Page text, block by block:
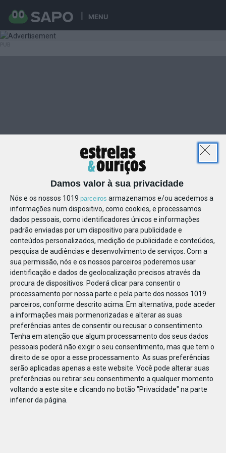
Damos valor à sua privacidade
Nós e os nossos 1019 parceiros armazenamos e/ou acedemos a
informações num dispositivo, como cookies, e processamos
dados pessoais, como identificadores únicos e informações
padrão enviadas por um dispositivo para publicidade e
conteúdos personalizados, medição de publicidade e conteúdos,
pesquisa de audiências e desenvolvimento de serviços. Com a
sua permissão, nós e os nossos parceiros poderemos usar
identificação e dados de geolocalização precisos através da
procura de dispositivos. Poderá clicar para consentir o
processamento por nossa parte e pela parte dos nossos 1019
parceiros, conforme descrito acima. Em alternativa, pode aceder
a informações mais pormenorizadas e alterar as suas
preferências antes de consentir ou recusar o consentimento.
Tenha em atenção que algum processamento dos seus dados
pessoais poderá não exigir o seu consentimento, mas que tem o
direito de se opor a esse processamento. As suas preferências
serão aplicadas apenas a este website. Você pode alterar suas
preferências ou retirar seu consentimento a qualquer momento
voltando a este site e clicando no botão "Privacidade" na parte
inferior da página.
MENU
1234641652996799